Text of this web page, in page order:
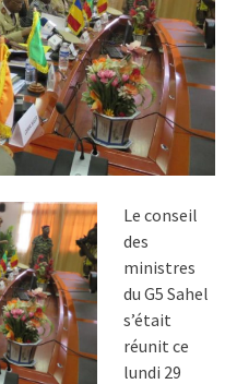
Le conseil
des
ministres
du G5 Sahel
s’était
réunit ce
lundi 29